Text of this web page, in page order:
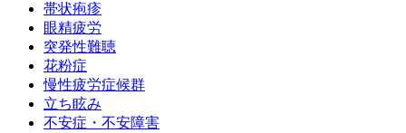
帯状疱疹
眼精疲労
突発性難聴
花粉症
慢性疲労症候群
立ち眩み
不安症・不安障害